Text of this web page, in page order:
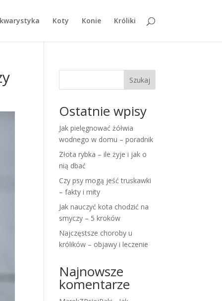
Koty Konie Króliki
Szukaj
Ostatnie wpisy
Jak pielęgnować żółwia
wodnego w domu – poradnik
Złota rybka – ile żyje i jak o
nią dbać
Czy psy mogą jeść truskawki
– fakty i mity
Jak nauczyć kota chodzić na
smyczy – 5 kroków
Najczęstsze choroby u
królików – objawy i leczenie
Najnowsze
komentarze